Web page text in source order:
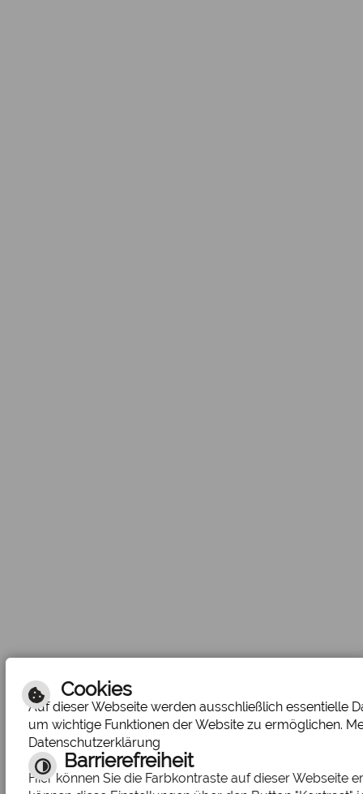
Cookies
Auf dieser Webseite werden ausschließlich essentielle
um wichtige Funktionen der Website zu ermöglichen.
Datenschutzerklärung
Barrierefreiheit
Hier können Sie die Farbkontraste auf dieser Webseite